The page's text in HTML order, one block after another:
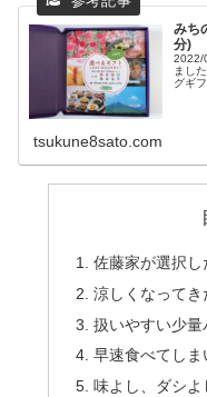
みち
分)
2022/
まし
グギ
tsukune8sato.com
佐藤家が選択し
涼しくなってき
扱いやすい少量
早速食べてしま
味よし、ダシよ